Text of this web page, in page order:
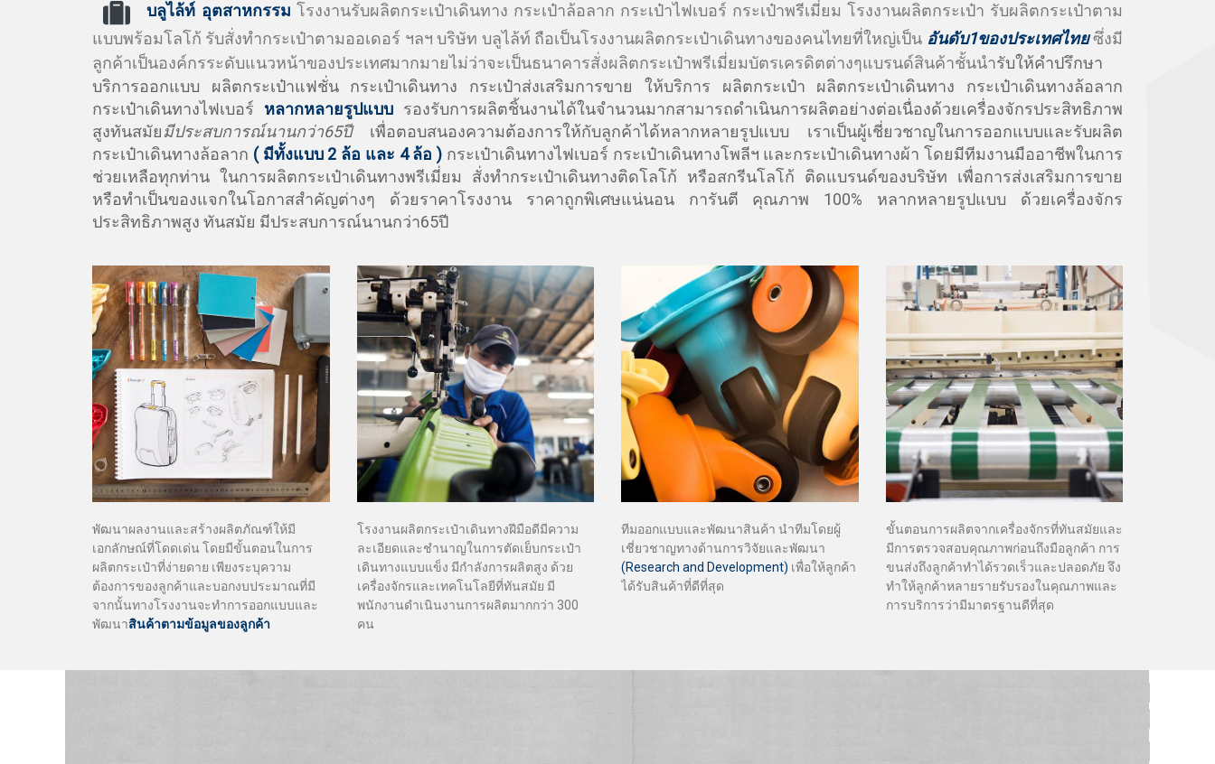
บลูไล้ท์ อุตสาหกรรม โรงงานรับผลิตกระเป๋าเดินทาง กระเป๋าล้อลาก กระเป๋าไฟเบอร์ กระเป๋าพรีเมี่ยม โรงงานผลิตกระเป๋า รับผลิตกระเป๋าตาม
แบบพร้อมโลโก้ รับสั่งทำกระเป๋าตามออเดอร์ ฯลฯ บริษัท บลูไล้ท์ ถือเป็นโรงงานผลิตกระเป๋าเดินทางของคนไทยที่ใหญ่เป็น อันดับ1ของประเทศไทยซึ่งมี
ลูกค้าเป็นองค์กรระดับแนวหน้าของประเทศมากมายไม่ว่าจะเป็นธนาคารสั่งผลิตกระเป๋าพรีเมี่ยมบัตรเครดิตต่างๆแบรนด์สินค้าชั้นนำรับให้คำปรึกษา
บริการออกแบบ ผลิตกระเป๋าแฟชั่น กระเป๋าเดินทาง กระเป๋าส่งเสริมการขาย ให้บริการ ผลิตกระเป๋า ผลิตกระเป๋าเดินทาง กระเป๋าเดินทางล้อลาก
กระเป๋าเดินทางไฟเบอร์ หลากหลายรูปแบบ รองรับการผลิตชิ้นงานได้ในจำนวนมากสามารถดำเนินการผลิตอย่างต่อเนื่องด้วยเครื่องจักรประสิทธิภาพ
สูงทันสมัยมีประสบการณ์นานกว่า65ปีเพื่อตอบสนองความต้องการให้กับลูกค้าได้หลากหลายรูปแบบ เราเป็นผู้เชี่ยวชาญในการออกแบบและรับผลิต
กระเป๋าเดินทางล้อลาก ( มีทั้งแบบ 2 ล้อ และ 4 ล้อ ) กระเป๋าเดินทางไฟเบอร์ กระเป๋าเดินทางโพลีฯ และกระเป๋าเดินทางผ้า โดยมีทีมงานมืออาชีพในการ
ช่วยเหลือทุกท่าน ในการผลิตกระเป๋าเดินทางพรีเมี่ยม สั่งทำกระเป๋าเดินทางติดโลโก้ หรือสกรีนโลโก้ ติดแบรนด์ของบริษัท เพื่อการส่งเสริมการขาย
หรือทำเป็นของแจกในโอกาสสำคัญต่างๆ ด้วยราคาโรงงาน ราคาถูกพิเศษแน่นอน การันตี คุณภาพ 100% หลากหลายรูปแบบ ด้วยเครื่องจักร
ประสิทธิภาพสูง ทันสมัย มีประสบการณ์นานกว่า65ปี
พัฒนาผลงานและสร้างผลิตภัณฑ์ให้มี
เอกลักษณ์ที่โดดเด่น โดยมีขั้นตอนในการ
ผลิตกระเป๋าที่ง่ายดาย เพียงระบุความ
ต้องการของลูกค้าและบอกงบประมาณที่มี
จากนั้นทางโรงงานจะทำการออกแบบและ
พัฒนาสินค้าตามข้อมูลของลูกค้า
โรงงานผลิตกระเป๋าเดินทางฝีมือดีมีความ
ละเอียดและชำนาญในการตัดเย็บกระเป๋า
เดินทางแบบแข็ง มีกำลังการผลิตสูง ด้วย
เครื่องจักรและเทคโนโลยีที่ทันสมัย มี
พนักงานดำเนินงานการผลิตมากกว่า 300
คน
ทีมออกแบบและพัฒนาสินค้า นำทีมโดยผู้
เชี่ยวชาญทางด้านการวิจัยและพัฒนา
(Research and Development) เพื่อให้ลูกค้า
ได้รับสินค้าที่ดีที่สุด
ขั้นตอนการผลิตจากเครื่องจักรที่ทันสมัยและ
มีการตรวจสอบคุณภาพก่อนถึงมือลูกค้า การ
ขนส่งถึงลูกค้าทำได้รวดเร็วและปลอดภัย จึง
ทำให้ลูกค้าหลายรายรับรองในคุณภาพและ
การบริการว่ามีมาตรฐานดีที่สุด